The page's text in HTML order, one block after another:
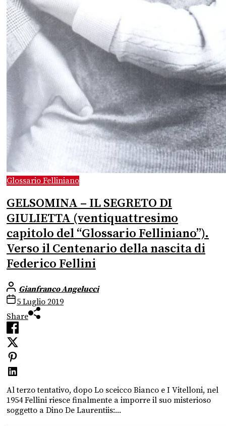
Glossario Felliniano
GELSOMINA – IL SEGRETO DI
GIULIETTA (ventiquattresimo
capitolo del “Glossario Felliniano”).
Verso il Centenario della nascita di
Federico Fellini
Gianfranco Angelucci
5 Luglio 2019
Share
Al terzo tentativo, dopo Lo sceicco Bianco e I Vitelloni, nel
1954 Fellini riesce finalmente a imporre il suo misterioso
soggetto a Dino De Laurentiis:...